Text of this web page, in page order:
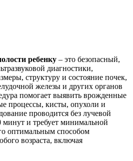
ребенку – это безопасный,
диагностики,
структуру и состояние почек,
железы и других органов
помогает выявить врожденные
процессы, кисты, опухоли и
проводится без лучевой
минут и требует минимальной
оптимальным способом
возраста, включая